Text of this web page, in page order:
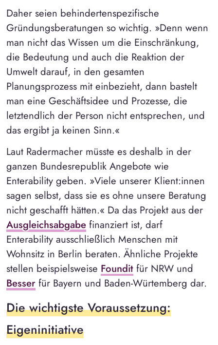
Daher seien behindertenspezifische
Gründungsberatungen so wichtig. »Denn wenn
man nicht das Wissen um die Einschränkung,
die Bedeutung und auch die Reaktion der
Umwelt darauf, in den gesamten
Planungsprozess mit einbezieht, dann bastelt
man eine Geschäftsidee und Prozesse, die
letztendlich der Person nicht entsprechen, und
das ergibt ja keinen Sinn.«
Laut Radermacher müsste es deshalb in der
ganzen Bundesrepublik Angebote wie
Enterability geben. »Viele unserer Klient:innen
sagen selbst, dass sie es ohne unsere Beratung
nicht geschafft hätten.« Da das Projekt aus der
Ausgleichsabgabefinanziert ist, darf
Enterability ausschließlich Menschen mit
Wohnsitz in Berlin beraten. Ähnliche Projekte
stellen beispielsweise Founditfür NRW und
Besserfür Bayern und Baden-Würtemberg dar.
Die wichtigste Voraussetzung:
Eigeninitiative